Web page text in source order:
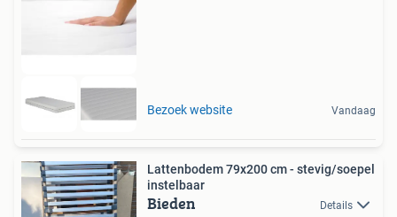
Bezoek website Vandaag
Lattenbodem 79x200 cm - stevig/soepel
instelbaar
Bieden Details